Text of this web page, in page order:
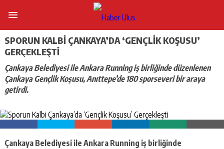
SPORUN KALBI ÇANKAYA’DA ‘GENÇLIK KOŞUSU’
GERÇEKLEŞTI
Çankaya Belediyesi ile Ankara Running iş birliğinde düzenlenen
Çankaya Gençlik Koşusu, Anıttepe’de 180 sporseveri bir araya
getirdi.
Çankaya Belediyesi ile Ankara Running iş birliğinde